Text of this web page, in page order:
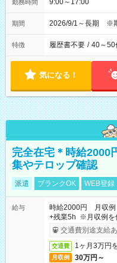
勤務時間 9:00～17:00
期間 2026/9/1～長期 ※
特徴 履歴書不要 / 40～50
気になる！
完全在宅＊時給2000
集やテロップ確認
派遣 ブランクOK WEB登録
給与
時給2000円 月収例
+残業5h ※月収例を
取りサービス利用可
交通費別途支給
交通費 1ヶ月3万円
月収例 30万円～